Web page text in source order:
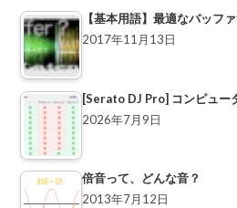
【基本用語】最適なバッフ
2017年11月13日
[Serato DJ Pro] コンピュー
2026年7月9日
倍音って、どんな音？
2013年7月12日